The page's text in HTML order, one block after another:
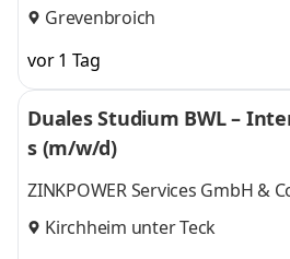
Grevenbroich
vor 1 Tag
Duales Studium BWL –
s (m/w/d)
ZINKPOWER Services GmbH &
Kirchheim unter Teck